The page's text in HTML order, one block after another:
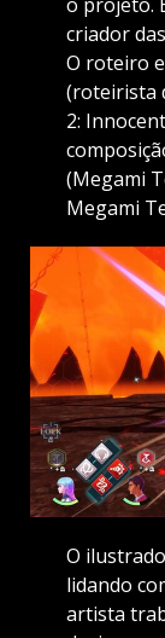
criador
O roteiro
(roteirista
2:
(Megami
Megami
O
lidando
artista